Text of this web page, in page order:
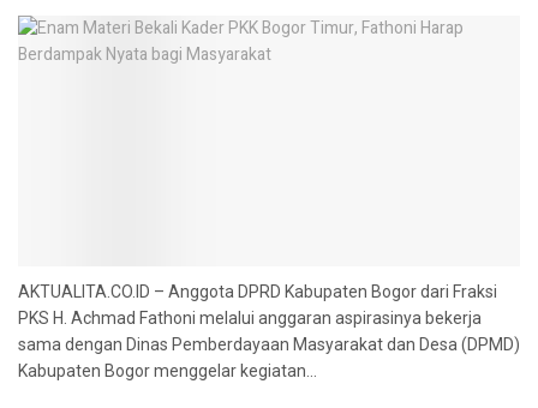
AKTUALITA.CO.ID – Anggota DPRD Kabupaten Bogor dari Fraksi
PKS H. Achmad Fathoni melalui anggaran aspirasinya bekerja
sama dengan Dinas Pemberdayaan Masyarakat dan Desa (DPMD)
Kabupaten Bogor menggelar kegiatan...